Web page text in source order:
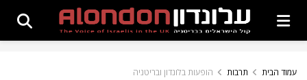
עמוד הבית תרבות הופעות בלונדון ובריטניה